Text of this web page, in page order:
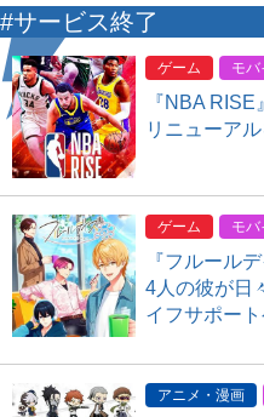
#サービス終了
ゲーム モバ
『NBA
リニューア
ゲーム モバ
『フルール
4人の彼が日
イフサポー
アニメ・漫画